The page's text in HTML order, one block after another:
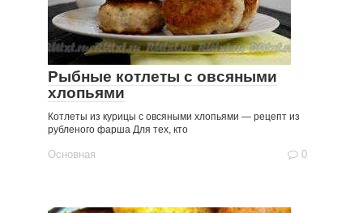
Рыбные котлеты с овсяными
хлопьями
Котлеты из курицы с овсяными хлопьями — рецепт из
рубленого фарша Для тех, кто
Основная 0